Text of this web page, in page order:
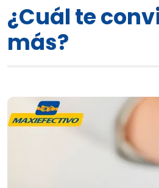
¿Cuál te
más?